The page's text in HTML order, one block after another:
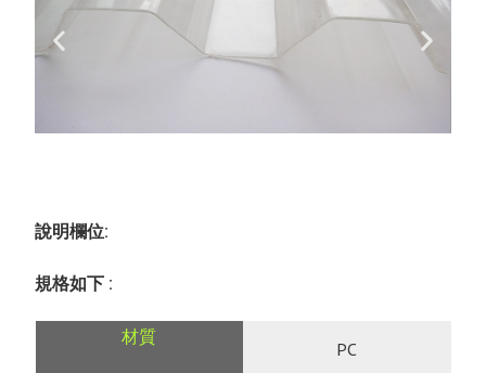
說明欄位:
規格如下 :
PC